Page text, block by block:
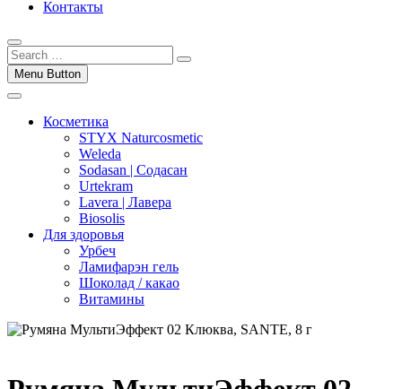
Контакты
Menu Button
Косметика
STYX Naturcosmetic
Weleda
Sodasan | Содасан
Urtekram
Lavera | Лавера
Biosolis
Для здоровья
Урбеч
Ламифарэн гель
Шоколад / какао
Витамины